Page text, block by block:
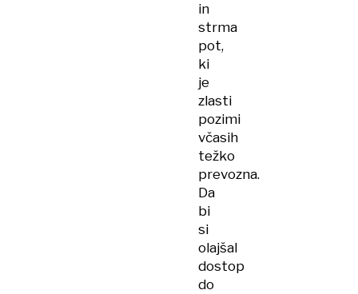
in
strma
pot,
ki
je
zlasti
pozimi
včasih
težko
prevozna.
Da
bi
si
olajšal
dostop
do